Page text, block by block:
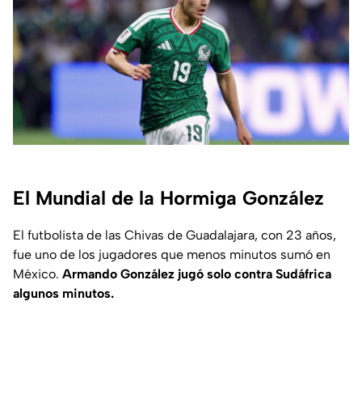
El Mundial de la Hormiga González
El futbolista de las Chivas de Guadalajara, con 23 años,
fue uno de los jugadores que menos minutos sumó en
México. Armando González jugó solo contra Sudáfrica
algunos minutos.